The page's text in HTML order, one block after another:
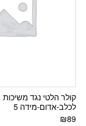
קולר הלטי נגד משיכות
לכלב-אדום-מידה 5
₪89